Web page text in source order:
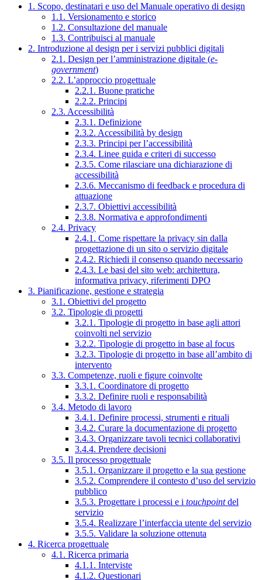
1. Scopo, destinatari e uso del Manuale operativo di design
1.1. Versionamento e storico
1.2. Consultazione del manuale
1.3. Contribuisci al manuale
2. Introduzione al design per i servizi pubblici digitali
2.1. Design per l’amministrazione digitale (e-
government)
2.2. L’approccio progettuale
2.2.1. Buone pratiche
2.2.2. Principi
2.3. Accessibilità
2.3.1. Definizione
2.3.2. Accessibilità by design
2.3.3. Principi per l’accessibilità
2.3.4. Linee guida e criteri di successo
2.3.5. Come rilasciare una dichiarazione di
accessibilità
2.3.6. Meccanismo di feedback e procedura di
attuazione
2.3.7. Obiettivi accessibilità
2.3.8. Normativa e approfondimenti
2.4. Privacy
2.4.1. Come rispettare la privacy sin dalla
progettazione di un sito o servizio digitale
2.4.2. Richiedi il consenso quando necessario
2.4.3. Le basi del sito web: architettura,
informativa privacy, riferimenti DPO
3. Pianificazione, gestione e strategia
3.1. Obiettivi del progetto
3.2. Tipologie di progetti
3.2.1. Tipologie di progetto in base agli attori
coinvolti nel servizio
3.2.2. Tipologie di progetto in base al focus
3.2.3. Tipologie di progetto in base all’ambito di
intervento
3.3. Competenze, ruoli e figure coinvolte
3.3.1. Coordinatore di progetto
3.3.2. Definire ruoli e responsabilità
3.4. Metodo di lavoro
3.4.1. Definire processi, strumenti e rituali
3.4.2. Curare la documentazione di progetto
3.4.3. Organizzare tavoli tecnici collaborativi
3.4.4. Prendere decisioni
3.5. Il processo progettuale
3.5.1. Organizzare il progetto e la sua gestione
3.5.2. Comprendere il contesto d’uso del servizio
pubblico
3.5.3. Progettare i processi e i touchpointdel
servizio
3.5.4. Realizzare l’interfaccia utente del servizio
3.5.5. Validare la soluzione ottenuta
4. Ricerca progettuale
4.1. Ricerca primaria
4.1.1. Interviste
4.1.2. Questionari